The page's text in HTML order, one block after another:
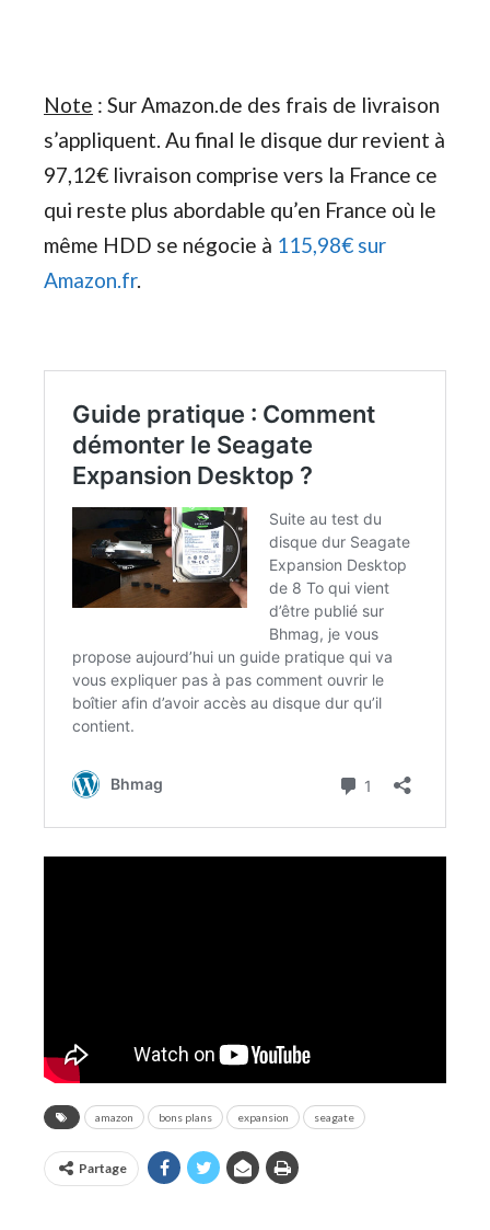
Note : Sur Amazon.de des frais de livraison
s’appliquent. Au final le disque dur revient à
97,12€ livraison comprise vers la France ce
qui reste plus abordable qu’en France où le
même HDD se négocie à 115,98€ sur
Amazon.fr.
amazon bons plans expansion seagate
Partage